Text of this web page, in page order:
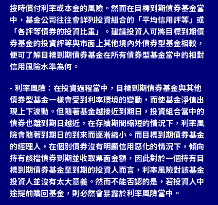
按時償付利率或本金的風險。然而在目標到期債券基金當
中，基金公司往往會詳列投資組合的「平均信用評等」或
「各評等債券的投資比重」。建議投資人可將目標到期債
券基金的投資評等與市面上其他境內外債券型基金相較，
便可了解目標到期債券基金在所有債券型基金當中的相對
信用風險水準為何。
- 利率風險：在投資過程當中，目標到期債券基金與其他
債券型基金一樣會受到利率環境的變動，而使基金淨值出
現上下波動。但隨著基金越接近到期日，投資組合當中的
債券也離到期日越近，在存續期間縮短的情況下，利率風
險會隨著到期日的到來而逐漸縮小。而目標到期債券基金
的經理人，在個別債券沒有明顯信用惡化的情況下，傾向
持有該檔債券到期並收取票面金額，因此對於一個持有目
標到期債券基金至到期的投資人而言，利率風險對該基金
投資人並沒有太大意義。然而不能否認的是，若投資人中
途提前贖回基金，則必然會暴露於利率風險當中。